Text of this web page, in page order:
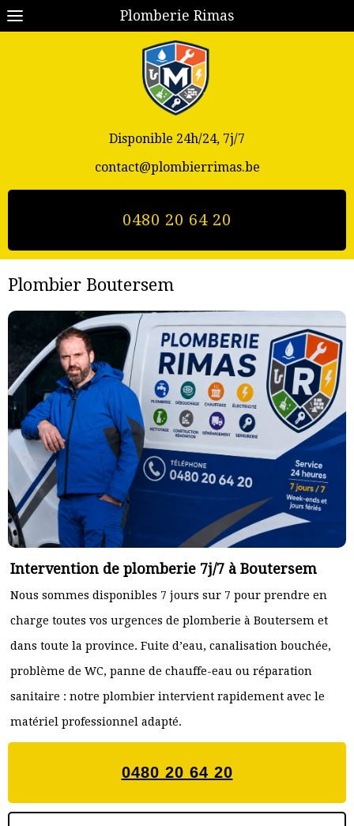
Plomberie Rimas
Disponible 24h/24, 7j/7
contact@plombierrimas.be
0480 20 64 20
Plombier Boutersem
Intervention de plomberie 7j/7 à Boutersem
Nous sommes disponibles 7 jours sur 7 pour prendre en
charge toutes vos urgences de plomberie à Boutersem et
dans toute la province. Fuite d’eau, canalisation bouchée,
problème de WC, panne de chauffe-eau ou réparation
sanitaire : notre plombier intervient rapidement avec le
matériel professionnel adapté.
0480 20 64 20